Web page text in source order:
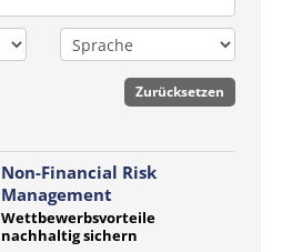
Non-Financial Risk
Management
Wettbewerbsvorteile
nachhaltig sichern